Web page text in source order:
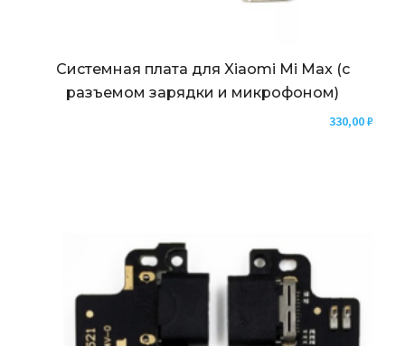
Системная плата для Xiaomi Mi Max (с
разъемом зарядки и микрофоном)
330,00₽